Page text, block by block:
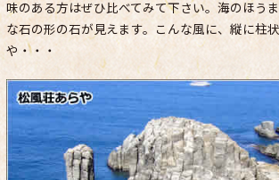
味のある方はぜひ比べてみて下さい。海のほう
な石の形の石が見えます。こんな風に、縦に柱
や・・・